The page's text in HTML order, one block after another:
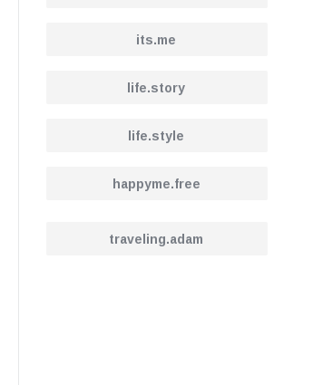
its.me
life.story
life.style
happyme.free
traveling.adam